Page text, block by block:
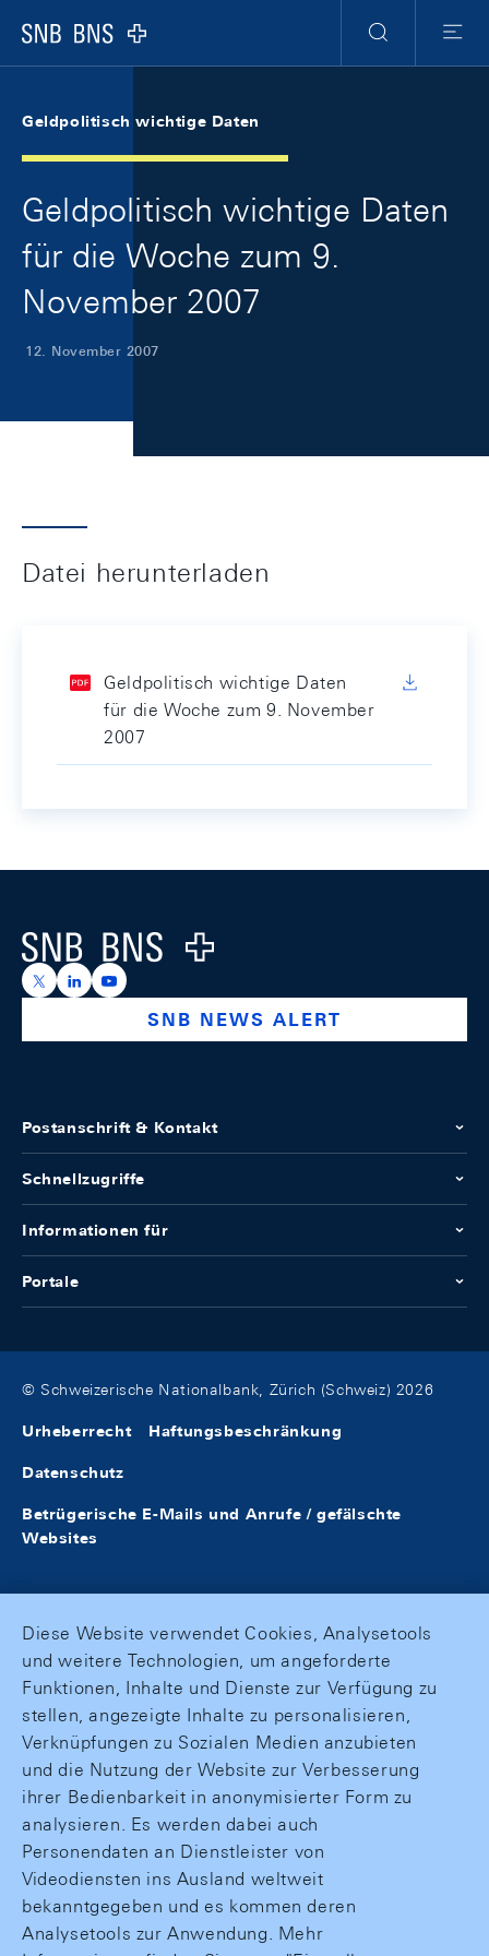
Logo
Suche
Menu
Geldpolitisch wichtige Daten
Geldpolitisch wichtige Daten
für die Woche zum 9.
November 2007
12. November 2007
Datei herunterladen
Geldpolitisch wichtige Daten
für die Woche zum 9. November
2007
Logo
https://x.com/snb_bns
https://ch.linkedin.com/company/swiss-national-
https://www.youtube.com/@swissnationalbank
SNB NEWS ALERT
Postanschrift & Kontakt
Schnellzugriffe
Informationen für
Portale
© Schweizerische Nationalbank, Zürich (Schweiz) 2026
Urheberrecht Haftungsbeschränkung
Datenschutz
Betrügerische E-Mails und Anrufe / gefälschte
Websites
Diese Website verwendet Cookies, Analysetools
und weitere Technologien, um angeforderte
Funktionen, Inhalte und Dienste zur Verfügung zu
stellen, angezeigte Inhalte zu personalisieren,
Verknüpfungen zu Sozialen Medien anzubieten
und die Nutzung der Website zur Verbesserung
ihrer Bedienbarkeit in anonymisierter Form zu
analysieren. Es werden dabei auch
Personendaten an Dienstleister von
Videodiensten ins Ausland weltweit
bekanntgegeben und es kommen deren
Analysetools zur Anwendung. Mehr